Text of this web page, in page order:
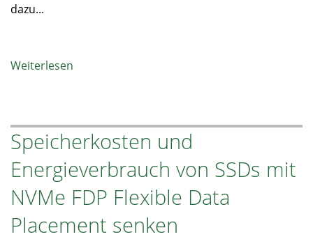
dazu...
Weiterlesen
als
aktive
Elemente
zur
Beschleunigung
datenintensiver
Speicherkosten und
Energieverbrauch von SSDs mit
NVMe FDP Flexible Data
Placement senken